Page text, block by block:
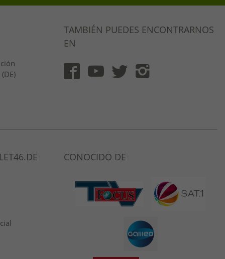
TAMBIÉN PUEDES ENCONTRARNOS
EN
CONOCIDO DE